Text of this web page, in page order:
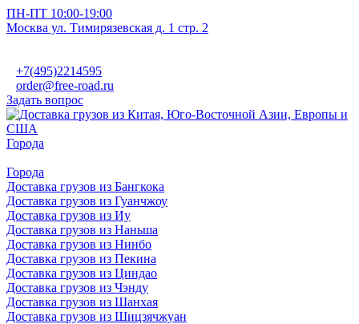
ПН-ПТ 10:00-19:00
Москва ул. Тимирязевская д. 1 стр. 2
+7(495)2214595
order@free-road.ru
Задать вопрос
Города
Города
Доставка грузов из Бангкока
Доставка грузов из Гуанчжоу
Доставка грузов из Иу
Доставка грузов из Наньша
Доставка грузов из Нинбо
Доставка грузов из Пекина
Доставка грузов из Циндао
Доставка грузов из Чэнду
Доставка грузов из Шанхая
Доставка грузов из Шицзячжуан